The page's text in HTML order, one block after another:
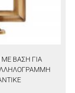
ΒΑΣΗ ΓΙΑ